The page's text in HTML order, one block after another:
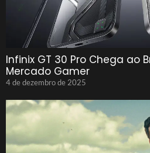
Infinix GT 30 Pro Chega ao
Mercado Gamer
4 de dezembro de 2025